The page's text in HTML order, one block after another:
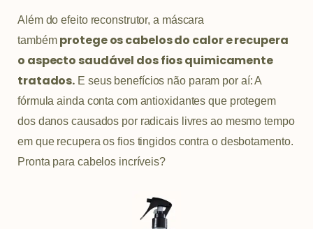
Além do efeito reconstrutor, a máscara
também protege os cabelos do calor e recupera
o aspecto saudável dos fios quimicamente
tratados. E seus benefícios não param por aí: A
fórmula ainda conta com antioxidantes que protegem
dos danos causados por radicais livres ao mesmo tempo
em que recupera os fios tingidos contra o desbotamento.
Pronta para cabelos incríveis?